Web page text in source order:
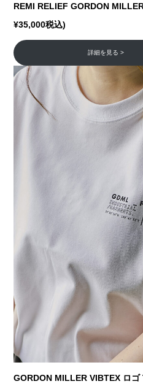
REMI RELIEF GORDON
¥35,000税込)
詳細を見る >
GORDON MILLER VIBTEX ロゴ